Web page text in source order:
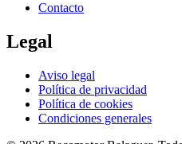
Contacto
Legal
Aviso legal
Política de privacidad
Política de cookies
Condiciones generales